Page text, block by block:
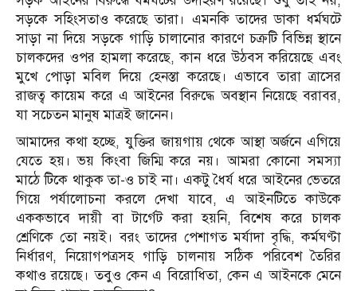
সড়কে সহিংসতাও করেছে তারা। এমনকি তাদের ডাকা ধর্মঘটে
সাড়া না দিয়ে সড়কে গাড়ি চালানোর কারণে চক্রটি বিভিন্ন স্থানে
চালকদের ওপর হামলা করেছে, কান ধরে উঠবস করিয়েছে এবং
মুখে পোড়া মবিল দিয়ে হেনস্তা করেছে। এভাবে তারা ত্রাসের
রাজত্ব কায়েম করে এ আইনের বিরুদ্ধে অবস্থান নিয়েছে বরাবর,
যা সচেতন মানুষ মাত্রই জানেন।
আমাদের কথা হচ্ছে, যুক্তির জায়গায় থেকে আস্থা অর্জনে এগিয়ে
যেতে হয়। ভয় কিংবা জিম্মি করে নয়। আমরা কোনো সমস্যা
মাঠে টিকে থাকুক তা-ও চাই না। একটু ধৈর্য ধরে আইনের ভেতরে
গিয়ে পর্যালোচনা করলে দেখা যাবে, এ আইনটিতে কাউকে
এককভাবে দায়ী বা টার্গেট করা হয়নি, বিশেষ করে চালক
শ্রেণিকে তো নয়ই। বরং তাদের পেশাগত মর্যাদা বৃদ্ধি, কর্মঘণ্টা
নির্ধারণ, নিয়োগপত্রসহ গাড়ি চালনায় সঠিক পরিবেশ তৈরির
কথাও রয়েছে। তবুও কেন এ বিরোধিতা, কেন এ আইনকে মেনে